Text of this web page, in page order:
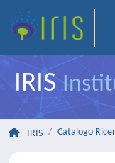
IRIS
IRIS Catalogo